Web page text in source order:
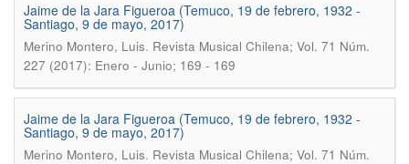
Jaime de la Jara Figueroa (Temuco, 19 de febrero, 1932 -
Santiago, 9 de mayo, 2017)
Merino Montero, Luis. Revista Musical Chilena; Vol. 71 Núm.
227 (2017): Enero - Junio; 169 - 169
Jaime de la Jara Figueroa (Temuco, 19 de febrero, 1932 -
Santiago, 9 de mayo, 2017)
Merino Montero, Luis. Revista Musical Chilena; Vol. 71 Núm.